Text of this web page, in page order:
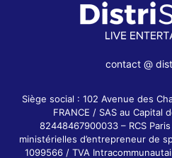
contact @
Siège social : 102 Avenue des
FRANCE / SAS au Capital
82448467900033 – RCS
ministérielles d’entrepreneur de
1099566 / TVA